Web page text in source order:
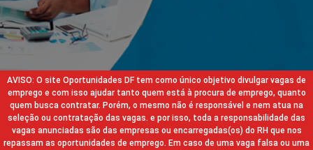
AVISO: O site Oportunidades DF tem como único objetivo divulgar vagas de
emprego e com isso ajudar tanto quem está à procura de emprego, quanto
quem busca contratar. Porém, o mesmo não é responsável e nem atua na
seleção ou contratação das vagas. e por isso, toda a responsabilidade das
vagas anunciadas são das empresas ou encarregadas(os) do RH que nos
repassam as oportunidades de emprego. Em caso de uma vaga falsa ou uma